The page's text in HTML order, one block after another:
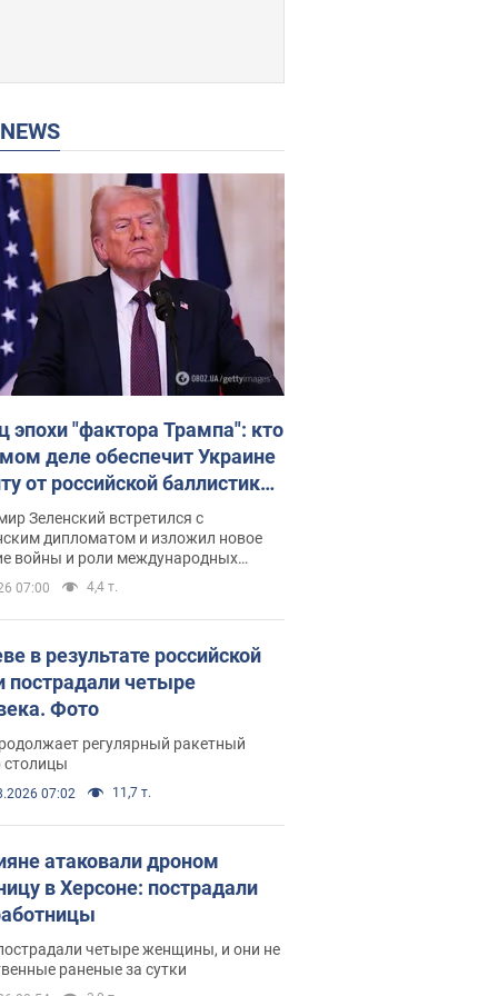
NEWS
эпохи "фактора Трампа": кто
деле обеспечит Украине
от российской баллистики.
с Безсмертным
Зеленский встретился с
дипломатом и изложил новое
войны и роли международных
в борьбе с Россией
07:00 4,4 т.
в результате российской
пострадали четыре
Фото
регулярный ракетный
столицы
07:02 11,7 т.
атаковали дроном
в Херсоне: пострадали
четыре женщины, и они не
раненые за сутки